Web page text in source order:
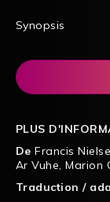
Synopsis
PLUS
De Francis
Ar Vuhe,Marion
Traduction /